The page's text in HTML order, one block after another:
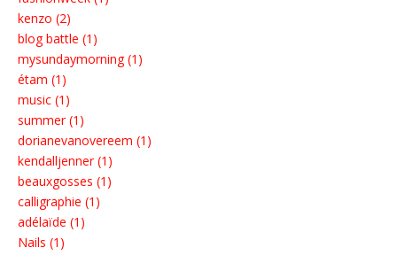
kenzo (2)
blog battle (1)
mysundaymorning (1)
étam (1)
music (1)
summer (1)
dorianevanovereem (1)
kendalljenner (1)
beauxgosses (1)
calligraphie (1)
adélaïde (1)
Nails (1)